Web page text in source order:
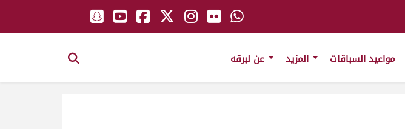
مواعيد السباقات